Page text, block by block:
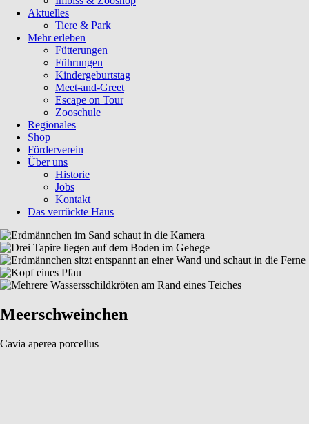
Aktuelles
Tiere & Park
Mehr erleben
Fütterungen
Führungen
Kindergeburtstag
Meet-and-Greet
Escape on Tour
Zooschule
Regionales
Shop
Förderverein
Über uns
Historie
Jobs
Kontakt
Das verrückte Haus
Meerschweinchen
Cavia aperea porcellus